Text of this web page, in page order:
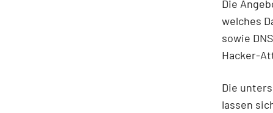
Die
welches
sowie
Hacker-
Die
lassen